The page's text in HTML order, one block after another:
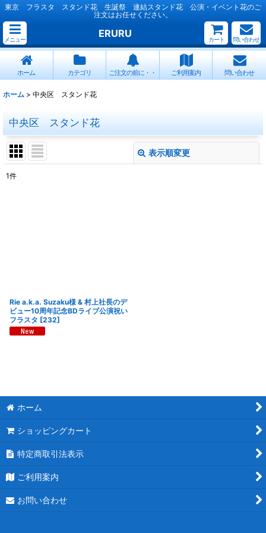
東京 フラスタ スタンド花 生誕祭 連結スタンド花 公演・イベント花のご
注文はお任せください。
メニュー
ERURU
カート 問い合わせ
ホーム カテゴリ ご注文の前に・・ ご利用案内 問い合わせ
ホーム > 中央区 スタンド花
中央区 スタンド花
表示順変更
1件
Rie a.k.a. Suzaku様 & 村上社長のデ
ビュー10周年記念BDライブ公演祝い
フラスタ [232]
ホーム
ショッピングカート
特定商取引法表示
ご利用案内
お問い合わせ